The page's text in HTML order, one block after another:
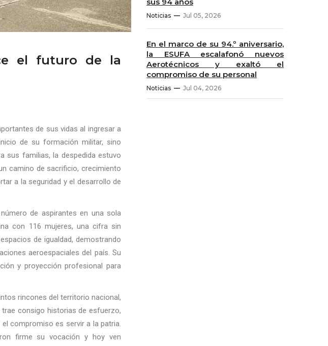
el futuro de la
de sus vidas al ingresar a
de su formación militar, sino
sus familias, la despedida estuvo
camino de sacrificio, crecimiento
a la seguridad y el desarrollo de
de aspirantes en una sola
con 116 mujeres, una cifra sin
de igualdad, demostrando
aeroespaciales del país. Su
y proyección profesional para
rincones del territorio nacional,
consigo historias de esfuerzo,
compromiso es servir a la patria.
firme su vocación y hoy ven
Noticias Jul 05, 2026
En el marco de su 94.º aniversario,
la ESUFA escalafonó nuevos
Aerotécnicos y exaltó el
compromiso de su personal
Noticias Jul 04, 2026